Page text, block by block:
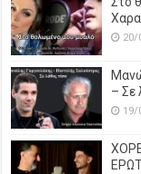
20/
– Σε
19/